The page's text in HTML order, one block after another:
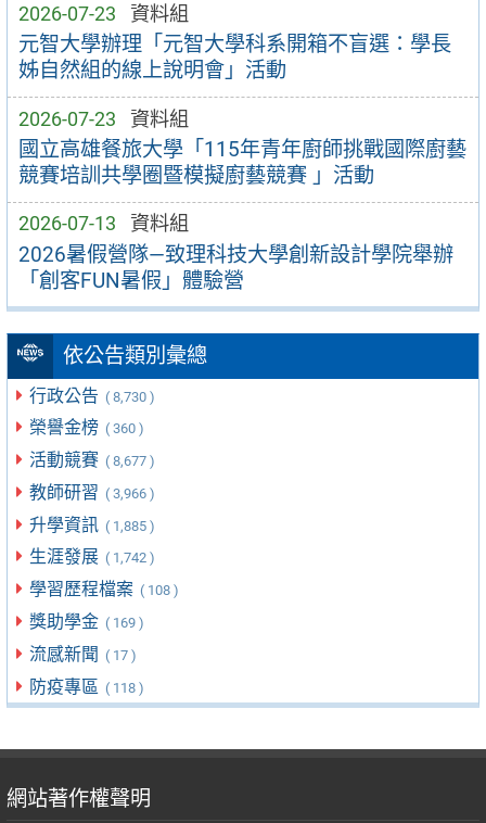
2026-07-23 資料組
元智大學辦理「元智大學科系開箱不盲選：學長
姊自然組的線上說明會」活動
2026-07-23 資料組
國立高雄餐旅大學「115年青年廚師挑戰國際廚藝
競賽培訓共學圈暨模擬廚藝競賽 」活動
2026-07-13 資料組
2026暑假營隊—致理科技大學創新設計學院舉辦
「創客FUN暑假」體驗營
依公告類別彙總
行政公告 ( 8,730 )
榮譽金榜 ( 360 )
活動競賽 ( 8,677 )
教師研習 ( 3,966 )
升學資訊 ( 1,885 )
生涯發展 ( 1,742 )
學習歷程檔案 ( 108 )
獎助學金 ( 169 )
流感新聞 ( 17 )
防疫專區 ( 118 )
網站著作權聲明